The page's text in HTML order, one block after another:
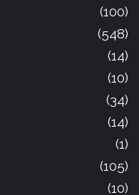
(100)
(548)
(14)
(10)
(34)
(14)
(1)
(105)
(10)